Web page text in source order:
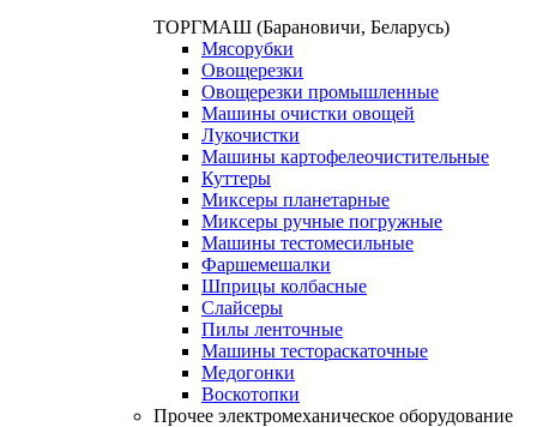
ТОРГМАШ (Барановичи, Беларусь)
Мясорубки
Овощерезки
Овощерезки промышленные
Машины очистки овощей
Лукочистки
Машины картофелеочистительные
Куттеры
Миксеры планетарные
Миксеры ручные погружные
Машины тестомесильные
Фаршемешалки
Шприцы колбасные
Слайсеры
Пилы ленточные
Машины тестораскаточные
Медогонки
Воскотопки
Прочее электромеханическое оборудование